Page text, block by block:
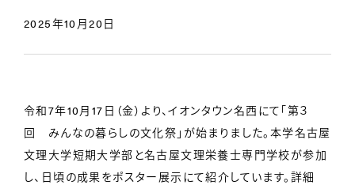
2025年10月20日
令和7年10月17日（金）より、イオンタウン名西にて「第３
回 みんなの暮らしの文化祭」が始まりました。本学名古屋
文理大学短期大学部と名古屋文理栄養士専門学校が参加
し、日頃の成果をポスター展示にて紹介しています。詳細